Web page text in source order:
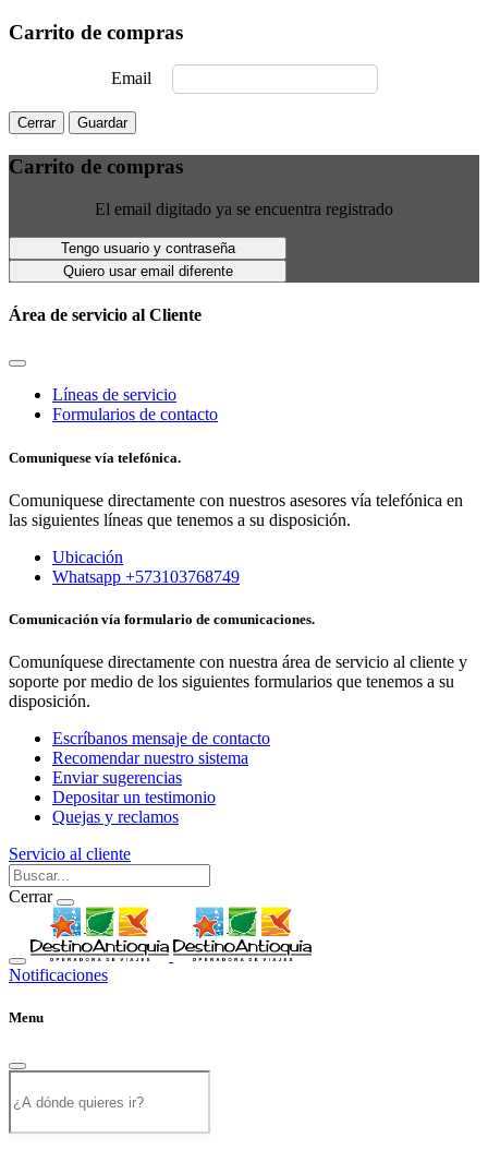
Carrito de compras
Email
Cerrar Guardar
Carrito de compras
El email digitado ya se encuentra registrado
Tengo usuario y contraseña
Quiero usar email diferente
Área de servicio al Cliente
Líneas de servicio
Formularios de contacto
Comuniquese vía telefónica.
Comuniquese directamente con nuestros asesores vía telefónica en
las siguientes líneas que tenemos a su disposición.
Ubicación
Whatsapp +573103768749
Comunicación vía formulario de comunicaciones.
Comuníquese directamente con nuestra área de servicio al cliente y
soporte por medio de los siguientes formularios que tenemos a su
disposición.
Escríbanos mensaje de contacto
Recomendar nuestro sistema
Enviar sugerencias
Depositar un testimonio
Quejas y reclamos
Servicio al cliente
Cerrar
Notificaciones
Menu